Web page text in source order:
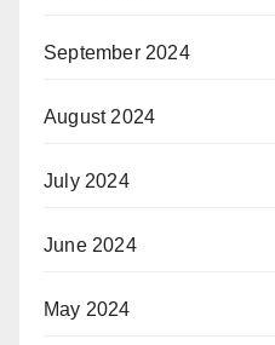
September 2024
August 2024
July 2024
June 2024
May 2024